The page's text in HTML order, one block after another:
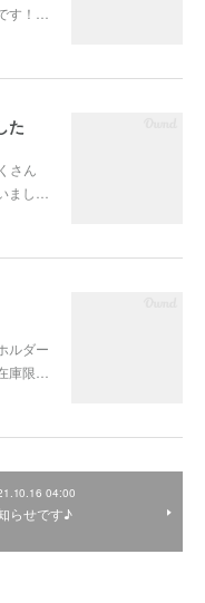
す！…
た
さん
まし…
ルダー
庫限…
04:00
らせです♪